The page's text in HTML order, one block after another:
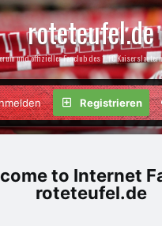
roteteufel.de
und offizieller Fanclub des 1. FC
Registrieren
Internet
roteteufel.de